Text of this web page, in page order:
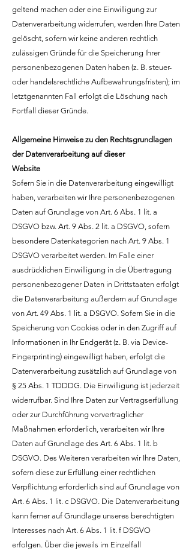
geltend machen oder eine Einwilligung zur
Datenverarbeitung widerrufen, werden Ihre Daten
gelöscht, sofern wir keine anderen rechtlich
zulässigen Gründe für die Speicherung Ihrer
personenbezogenen Daten haben (z. B. steuer-
oder handelsrechtliche Aufbewahrungsfristen); im
letztgenannten Fall erfolgt die Löschung nach
Fortfall dieser Gründe.
Allgemeine Hinweise zu den Rechtsgrundlagen
der Datenverarbeitung auf dieser
Website
Sofern Sie in die Datenverarbeitung eingewilligt
haben, verarbeiten wir Ihre personenbezogenen
Daten auf Grundlage von Art. 6 Abs. 1 lit. a
DSGVO bzw. Art. 9 Abs. 2 lit. a DSGVO, sofern
besondere Datenkategorien nach Art. 9 Abs. 1
DSGVO verarbeitet werden. Im Falle einer
ausdrücklichen Einwilligung in die Übertragung
personenbezogener Daten in Drittstaaten erfolgt
die Datenverarbeitung außerdem auf Grundlage
von Art. 49 Abs. 1 lit. a DSGVO. Sofern Sie in die
Speicherung von Cookies oder in den Zugriff auf
Informationen in Ihr Endgerät (z. B. via Device-
Fingerprinting) eingewilligt haben, erfolgt die
Datenverarbeitung zusätzlich auf Grundlage von
§ 25 Abs. 1 TDDDG. Die Einwilligung ist jederzeit
widerrufbar. Sind Ihre Daten zur Vertragserfüllung
oder zur Durchführung vorvertraglicher
Maßnahmen erforderlich, verarbeiten wir Ihre
Daten auf Grundlage des Art. 6 Abs. 1 lit. b
DSGVO. Des Weiteren verarbeiten wir Ihre Daten,
sofern diese zur Erfüllung einer rechtlichen
Verpflichtung erforderlich sind auf Grundlage von
Art. 6 Abs. 1 lit. c DSGVO. Die Datenverarbeitung
kann ferner auf Grundlage unseres berechtigten
Interesses nach Art. 6 Abs. 1 lit. f DSGVO
erfolgen. Über die jeweils im Einzelfall